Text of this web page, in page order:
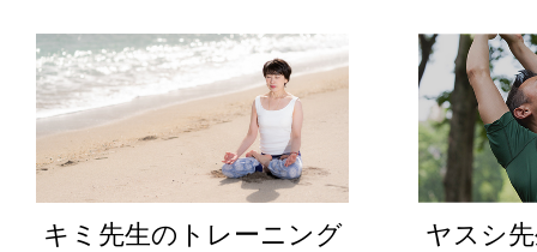
キミ先生のトレーニング
ヤスシ